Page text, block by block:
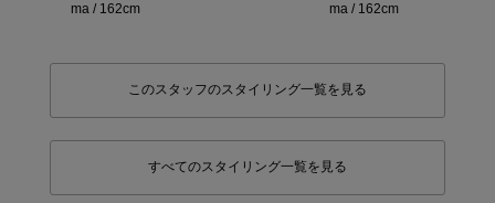
ma / 162cm
ma / 162cm
このスタッフのスタイリング一覧を見る
すべてのスタイリング一覧を見る